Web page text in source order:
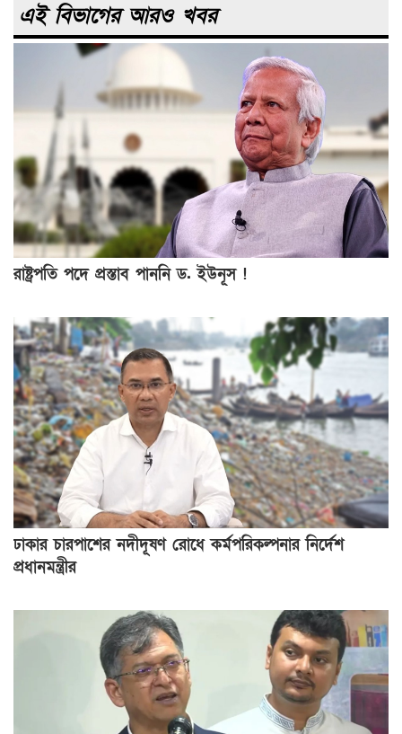
এই বিভাগের আরও খবর
রাষ্ট্রপতি পদে প্রস্তাব পাননি ড. ইউনূস !
ঢাকার চারপাশের নদীদূষণ রোধে কর্মপরিকল্পনার নির্দেশ
প্রধানমন্ত্রীর